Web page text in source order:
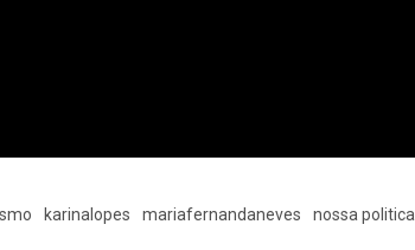
karinalopes mariafernandaneves nossa politica